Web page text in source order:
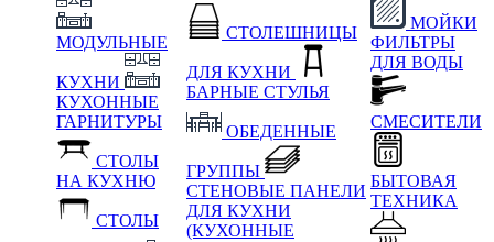
МОДУЛЬНЫЕ
КУХНИ
КУХОННЫЕ
ГАРНИТУРЫ
СТОЛЫ
НА КУХНЮ
СТОЛЫ
СТОЛЕШНИЦЫ
ДЛЯ КУХНИ
БАРНЫЕ СТУЛЬЯ
ОБЕДЕННЫЕ
ГРУППЫ
СТЕНОВЫЕ ПАНЕЛИ
ДЛЯ КУХНИ
(КУХОННЫЕ
МОЙКИ
ФИЛЬТРЫ
ДЛЯ ВОДЫ
СМЕСИТЕЛИ
БЫТОВАЯ
ТЕХНИКА